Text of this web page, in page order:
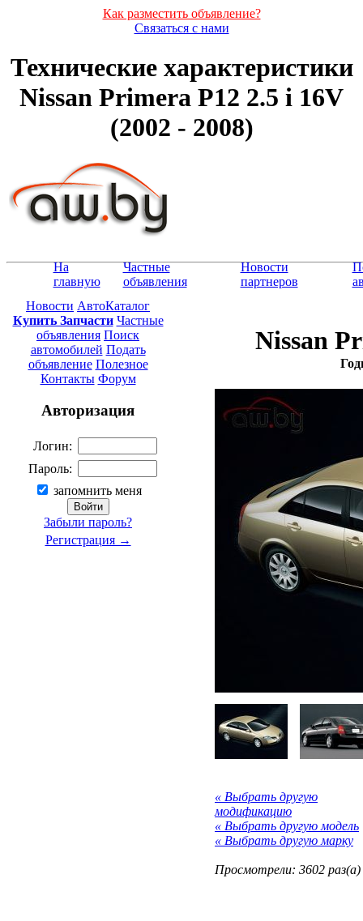
Как разместить объявление?
Связаться с нами
Технические характеристики
Nissan Primera P12 2.5 i 16V
(2002 - 2008)
На
главную
Частные
объявления
Новости
партнеров
Новости АвтоКаталог
Купить Запчасти Частные
объявления Поиск
автомобилей Подать
объявление Полезное
Контакты Форум
Авторизация
Логин:
Пароль:
запомнить меня
Забыли пароль?
Регистрация →
Nissan
« Выбрать другую
модификацию
« Выбрать другую модель
« Выбрать другую марку
Просмотрели: 3602 раз(а)